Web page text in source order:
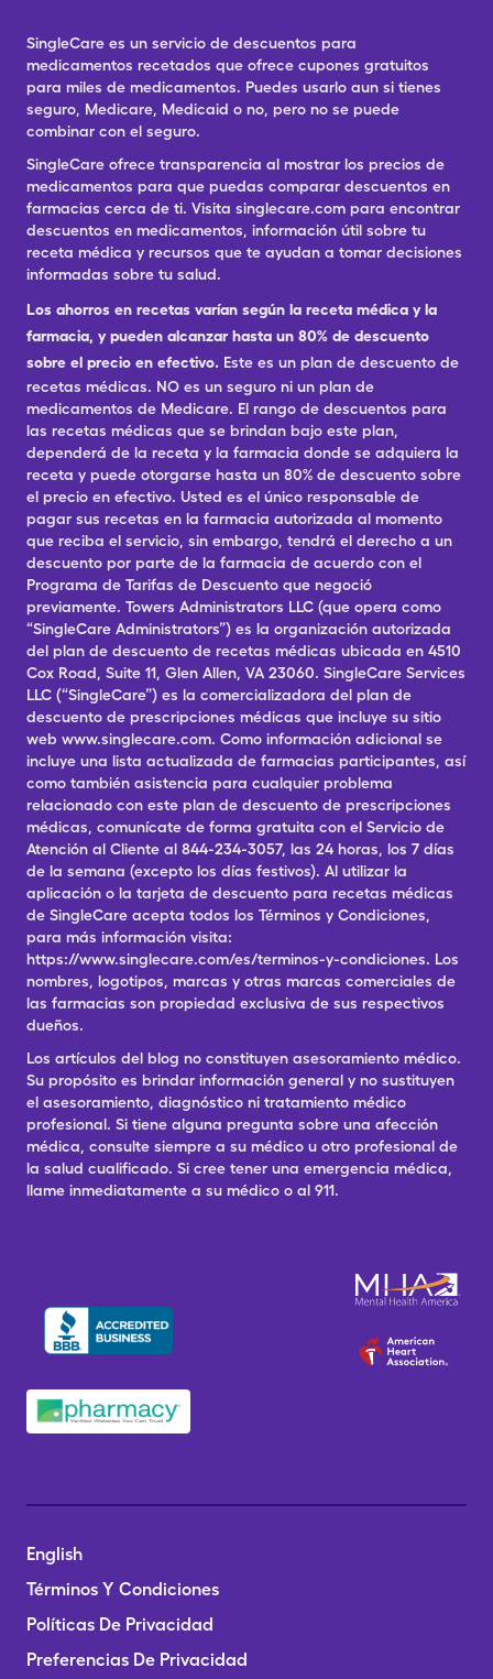
SingleCare es un servicio de descuentos para
medicamentos recetados que ofrece cupones gratuitos
para miles de medicamentos. Puedes usarlo aun si tienes
seguro, Medicare, Medicaid o no, pero no se puede
combinar con el seguro.
SingleCare ofrece transparencia al mostrar los precios de
medicamentos para que puedas comparar descuentos en
farmacias cerca de ti. Visita singlecare.com para encontrar
descuentos en medicamentos, información útil sobre tu
receta médica y recursos que te ayudan a tomar decisiones
informadas sobre tu salud.
Los ahorros en recetas varían según la receta médica y la
farmacia, y pueden alcanzar hasta un 80% de descuento
sobre el precio en efectivo. Este es un plan de descuento de
recetas médicas. NO es un seguro ni un plan de
medicamentos de Medicare. El rango de descuentos para
las recetas médicas que se brindan bajo este plan,
dependerá de la receta y la farmacia donde se adquiera la
receta y puede otorgarse hasta un 80% de descuento sobre
el precio en efectivo. Usted es el único responsable de
pagar sus recetas en la farmacia autorizada al momento
que reciba el servicio, sin embargo, tendrá el derecho a un
descuento por parte de la farmacia de acuerdo con el
Programa de Tarifas de Descuento que negoció
previamente. Towers Administrators LLC (que opera como
“SingleCare Administrators”) es la organización autorizada
del plan de descuento de recetas médicas ubicada en 4510
Cox Road, Suite 11, Glen Allen, VA 23060. SingleCare Services
LLC (“SingleCare”) es la comercializadora del plan de
descuento de prescripciones médicas que incluye su sitio
web www.singlecare.com. Como información adicional se
incluye una lista actualizada de farmacias participantes, así
como también asistencia para cualquier problema
relacionado con este plan de descuento de prescripciones
médicas, comunícate de forma gratuita con el Servicio de
Atención al Cliente al 844-234-3057, las 24 horas, los 7 días
de la semana (excepto los días festivos). Al utilizar la
aplicación o la tarjeta de descuento para recetas médicas
de SingleCare acepta todos los Términos y Condiciones,
para más información visita:
https://www.singlecare.com/es/terminos-y-condiciones. Los
nombres, logotipos, marcas y otras marcas comerciales de
las farmacias son propiedad exclusiva de sus respectivos
dueños.
Los artículos del blog no constituyen asesoramiento médico.
Su propósito es brindar información general y no sustituyen
el asesoramiento, diagnóstico ni tratamiento médico
profesional. Si tiene alguna pregunta sobre una afección
médica, consulte siempre a su médico u otro profesional de
la salud cualificado. Si cree tener una emergencia médica,
llame inmediatamente a su médico o al 911.
English
Términos Y Condiciones
Políticas De Privacidad
Preferencias De Privacidad